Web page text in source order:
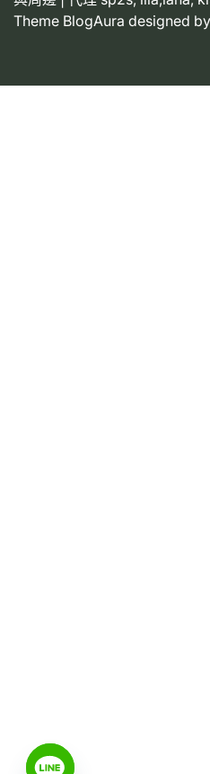
Theme BlogAura designed by